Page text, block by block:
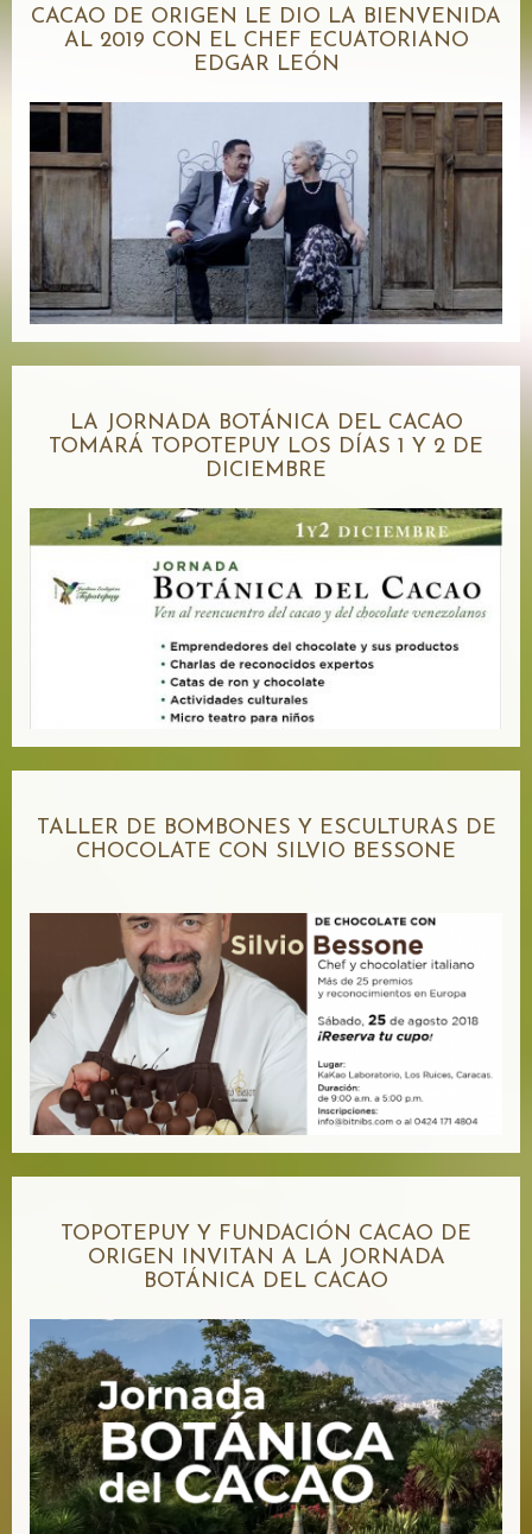
CACAO DE ORIGEN LE DIO LA BIENVENIDA
AL 2019 CON EL CHEF ECUATORIANO
EDGAR LEÓN
LA JORNADA BOTÁNICA DEL CACAO
TOMARÁ TOPOTEPUY LOS DÍAS 1 Y 2 DE
DICIEMBRE
TALLER DE BOMBONES Y ESCULTURAS DE
CHOCOLATE CON SILVIO BESSONE
TOPOTEPUY Y FUNDACIÓN CACAO DE
ORIGEN INVITAN A LA JORNADA
BOTÁNICA DEL CACAO